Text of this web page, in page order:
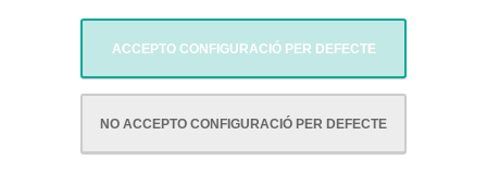
ACCEPTO CONFIGURACIÓ PER DEFECTE
NO ACCEPTO CONFIGURACIÓ PER DEFECTE
AMB LA COL·LABORACIÓ DE: